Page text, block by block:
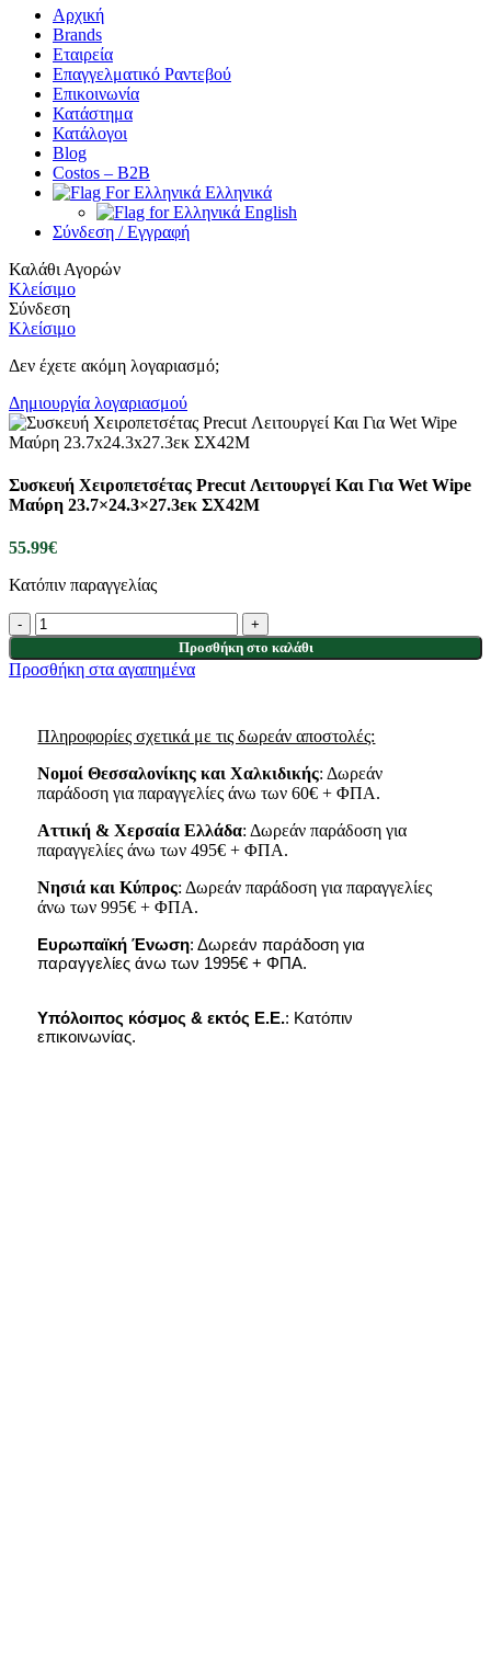
Αρχική
Brands
Εταιρεία
Επαγγελματικό Ραντεβού
Επικοινωνία
Κατάστημα
Κατάλογοι
Blog
Costos – Β2Β
Ελληνικά
English
Σύνδεση / Εγγραφή
Καλάθι Αγορών
Κλείσιμο
Σύνδεση
Κλείσιμο
Δεν έχετε ακόμη λογαριασμό;
Δημιουργία λογαριασμού
Συσκευή Χειροπετσέτας Precut Λειτουργεί Και Για Wet Wipe
Μαύρη 23.7×24.3×27.3εκ ΣΧ42Μ
55.99€
Κατόπιν παραγγελίας
Προσθήκη στο καλάθι
Προσθήκη στα αγαπημένα
Πληροφορίες σχετικά με τις δωρεάν αποστολές:
Νομοί Θεσσαλονίκης και Χαλκιδικής: Δωρεάν
παράδοση για παραγγελίες άνω των 60€ + ΦΠΑ.
Αττική & Χερσαία Ελλάδα: Δωρεάν παράδοση για
παραγγελίες άνω των 495€ + ΦΠΑ.
Νησιά και Κύπρος: Δωρεάν παράδοση για παραγγελίες
άνω των 995€ + ΦΠΑ.
Ευρωπαϊκή Ένωση: Δωρεάν παράδοση για
παραγγελίες άνω των 1995€ + ΦΠΑ.
Υπόλοιπος κόσμος & εκτός Ε.Ε.: Κατόπιν
επικοινωνίας.